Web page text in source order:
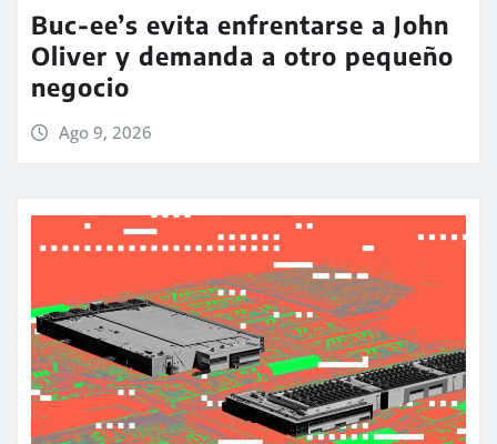
Buc-ee’s evita enfrentarse a John
Oliver y demanda a otro pequeño
negocio
Ago 9, 2026